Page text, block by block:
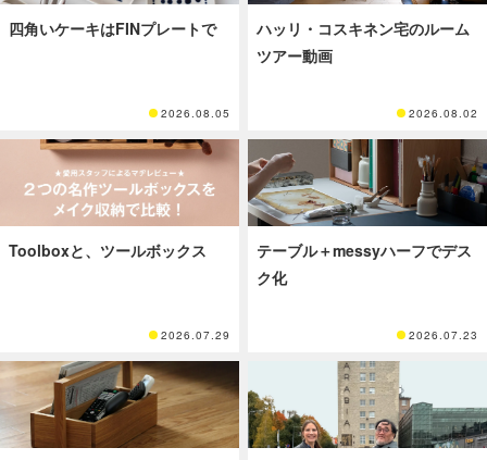
四角いケーキはFINプレートで
2026.08.05
ハッリ・コスキネン宅のルーム
ツアー動画
2026.08.02
Toolboxと、ツールボックス
2026.07.29
テーブル＋messyハーフでデス
ク化
2026.07.23